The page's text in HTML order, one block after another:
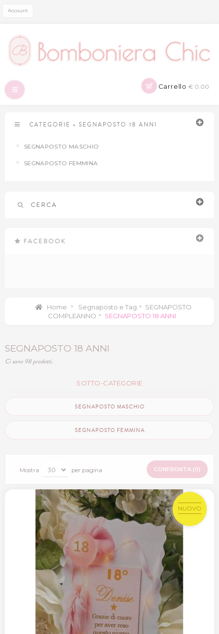
Account
Carrello € 0.00
Navigazione
Toggle
CATEGORIE » SEGNAPOSTO 18 ANNI
SEGNAPOSTO MASCHIO
SEGNAPOSTO FEMMINA
CERCA
FACEBOOK
Home > Segnaposto e Tag > SEGNAPOSTO
COMPLEANNO > SEGNAPOSTO 18 ANNI
SEGNAPOSTO 18 ANNI
Ci sono 98 prodotti.
SOTTO-CATEGORIE
SEGNAPOSTO MASCHIO
SEGNAPOSTO FEMMINA
Mostra per pagina CONFRONTA (0)
NUOVO